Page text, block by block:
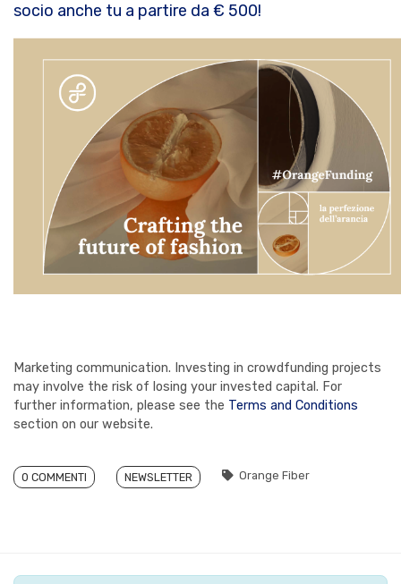
socio anche tu a partire da € 500!
Marketing communication. Investing in crowdfunding projects
may involve the risk of losing your invested capital. For
further information, please see the Terms and Conditions
section on our website.
0 COMMENTI NEWSLETTER Orange Fiber